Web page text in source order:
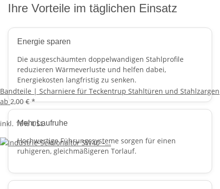
Ihre Vorteile im täglichen Einsatz
Energie sparen
Die ausgeschäumten doppelwandigen Stahlprofile
reduzieren Wärmeverluste und helfen dabei,
Energiekosten langfristig zu senken.
Mehr Laufruhe
Hochwertige Führungssysteme sorgen für einen
ruhigeren, gleichmäßigeren Torlauf.
Bandteile | Scharniere für Teckentrup Stahltüren und Stahlzargen
ab2,00 €*
inkl. 19% USt.